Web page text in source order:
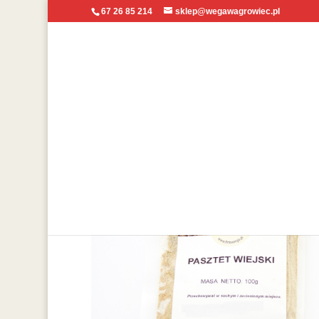
67 26 85 214 sklep@wegawagrowiec.pl